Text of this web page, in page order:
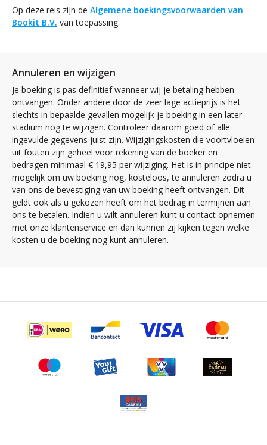
Op deze reis zijn de Algemene boekingsvoorwaarden van
Bookit B.V. van toepassing.
Annuleren en wijzigen
Je boeking is pas definitief wanneer wij je betaling hebben
ontvangen. Onder andere door de zeer lage actieprijs is het
slechts in bepaalde gevallen mogelijk je boeking in een later
stadium nog te wijzigen. Controleer daarom goed of alle
ingevulde gegevens juist zijn. Wijzigingskosten die voortvloeien
uit fouten zijn geheel voor rekening van de boeker en
bedragen minimaal € 19,95 per wijziging. Het is in principe niet
mogelijk om uw boeking nog, kosteloos, te annuleren zodra u
van ons de bevestiging van uw boeking heeft ontvangen. Dit
geldt ook als u gekozen heeft om het bedrag in termijnen aan
ons te betalen. Indien u wilt annuleren kunt u contact opnemen
met onze klantenservice en dan kunnen zij kijken tegen welke
kosten u de boeking nog kunt annuleren.